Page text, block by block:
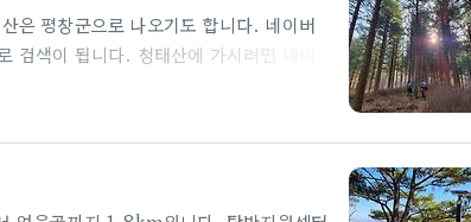
은 평창군으로 나오기도 합니다. 네이버
검색이 됩니다. 청태산에 가시려면 네비
니 필히 지참 하시기 바랍니다. 주차는 매
및 최단거리 청태산자연휴양림을 중심으
산로를 이용하면 2.3km인데, 1시간 정